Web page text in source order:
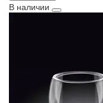
В наличии